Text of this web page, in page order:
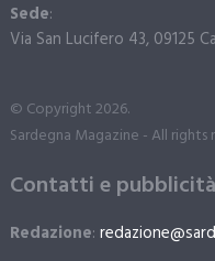
Sede:
Via San Lucifero 43, 09125
© Copyright 2026.
Sardegna Magazine - All rights
Contatti e pubblicità
Redazione: